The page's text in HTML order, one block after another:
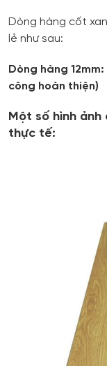
Dòng hàng cốt
lẻ như sau:
Dòng hàng
công hoàn thiện)
Một số hình ảnh
thực tế: